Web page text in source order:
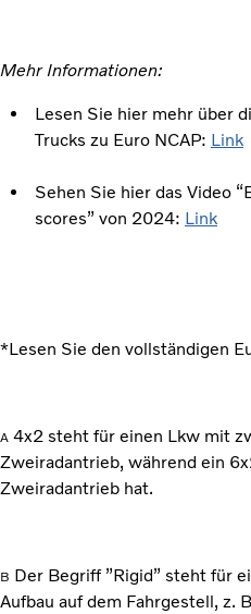
Mehr Informationen:
Lesen Sie hier mehr über
Trucks zu Euro NCAP: Link
Sehen Sie hier das Video
scores” von 2024: Link
*Lesen Sie den vollständigen
A 4x2 steht für einen Lkw mit
Zweiradantrieb, während ein
Zweiradantrieb hat.
B Der Begriff ”Rigid” steht für
Aufbau auf dem Fahrgestell, z.